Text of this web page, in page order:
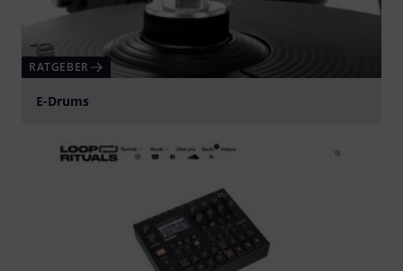
RATGEBER
E-Drums